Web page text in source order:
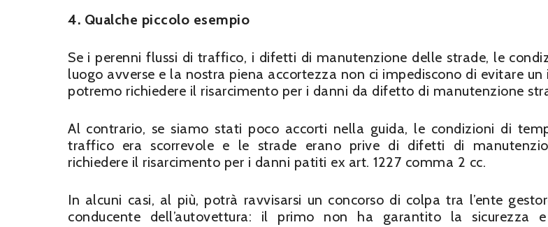
4. Qualche piccolo esempio
Se i perenni flussi di traffico, i difetti di manutenzione delle strade, le
luogo avverse e la nostra piena accortezza non ci impediscono di evitare un
potremo richiedere il risarcimento per i danni da difetto di manutenzione
Al contrario, se siamo stati poco accorti nella guida, le condizioni di
traffico era scorrevole e le strade erano prive di difetti di
richiedere il risarcimento per i danni patiti ex art. 1227 comma 2 cc.
In alcuni casi, al più, potrà ravvisarsi un concorso di colpa tra l’ente
conducente dell’autovettura: il primo non ha garantito la sicurezza